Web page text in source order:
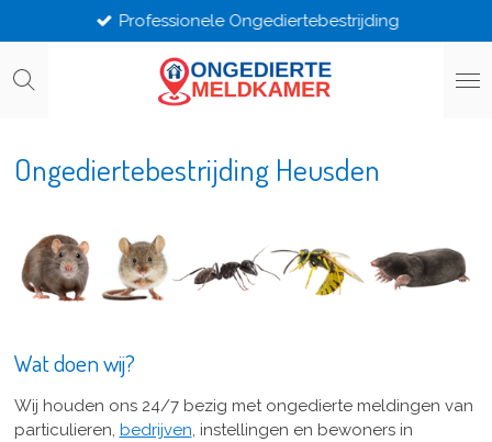
direct
naar
Professionele Ongediertebestrijding
Ongediertebestrijding Heusden
Wat doen wij?
Wij houden ons 24/7 bezig met ongedierte meldingen van
particulieren, bedrijven, instellingen en bewoners in